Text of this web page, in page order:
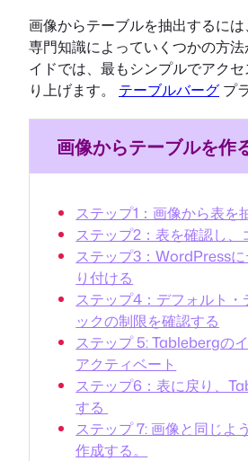
画像からテーブルを抽出するに
専門知識によっていくつかの方
イドでは、最もシンプルでアク
り上げます。 テーブルバーグ プ
画像からテーブルを作
ステップ1：画像から表を
ステップ2：表を確認し、
ステップ3：WordPress
り付ける
ステップ4：デフォルト・
ックの制限を確認する
ステップ 5: Tablebergの
アクティベート
ステップ6：表に戻り、
する
ステップ 7: 画像と同じよ
作成する。